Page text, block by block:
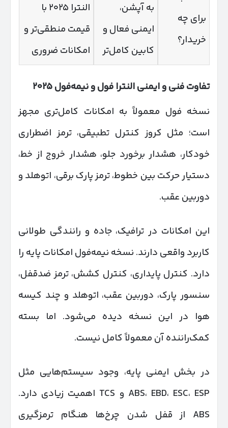
برای چه
خریدار؟
به آپشن،
ایمنی فعال و
کابین کامل‌تر
النترا ۲۰۲۵ با
قیمت منطقی‌تر و
امکانات ضروری
تفاوت فنی و ایمنی النترا فول و نیمه‌فول۲۰۲۵
نسخه فول معمولاً به امکانات کامل‌تری مجهز
است؛ مثل کروز کنترل تطبیقی، ترمز اضطراری
خودکار، هشدار برخورد جلو، هشدار خروج از خط،
دستیار حرکت بین خطوط، ترمز پارک برقی، اتوهلد و
دوربین عقب.
این امکانات در ترافیک، جاده و رانندگی طولانی
کاربرد واقعی دارند. نسخه نیمه‌فول امکانات پایه را
دارد. کنترل پایداری، کنترل کشش، ترمز ضدقفل،
سنسور پارک، دوربین عقب، اتوهلد و چند کیسه
هوا در این نسخه دیده می‌شود. اما بسته
کمک‌راننده آن معمولاً کامل نیست.
در بخش ایمنی پایه، وجود سیستم‌هایی مثل
ABS، EBD، ESC، ESP و TCS اهمیت زیادی دارد.
ABS از قفل شدن چرخ‌ها هنگام ترمزگیری